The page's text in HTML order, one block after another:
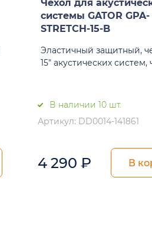
Чехол для
системы GATOR GPA-
STRETCH-15-B
Эластичный защитный,
15" акустических
В наличии 10 шт.
Артикул: DD0014-141861
4 290 ₽ В